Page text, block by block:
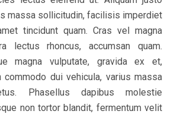
massa sollicitudin, facilisis imperdiet
tincidunt quam. Cras vel magna
lectus rhoncus, accumsan quam.
magna vulputate, gravida ex et,
dui vehicula, varius massa
Phasellus dapibus molestie
non tortor blandit, fermentum velit